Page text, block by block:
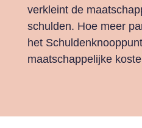
verkleint de
schulden. Hoe meer
het
maatschappelijke